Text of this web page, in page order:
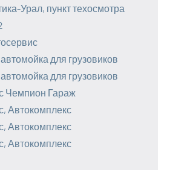
Урал, пункт техосмотра
для грузовиков
для грузовиков
Чемпион Гараж
Автокомплекс
Автокомплекс
Автокомплекс